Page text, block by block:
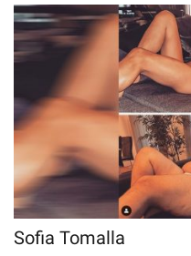
Sofia Tomalla